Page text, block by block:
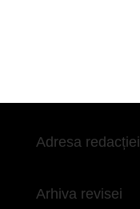
Adresa redacției
Arhiva revisei